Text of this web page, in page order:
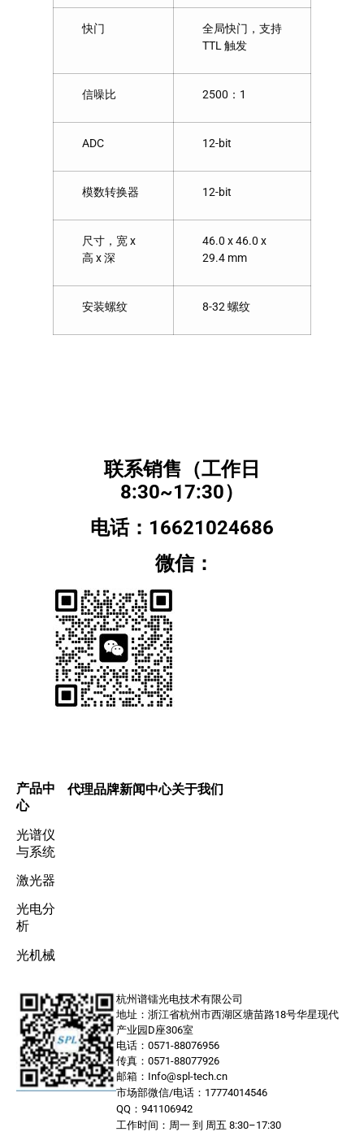
快门
全局快门，支持
TTL 触发
信噪比 2500：1
ADC 12-bit
模数转换器 12-bit
尺寸，宽 x
高 x 深
46.0 x 46.0 x
29.4 mm
安装螺纹 8-32 螺纹
联系销售（工作日
8:30~17:30）
电话：16621024686
微信：
产品中
心
光谱仪
与系统
激光器
光电分
析
光机械
代理品牌新闻中心关于我们
杭州谱镭光电技术有限公司
地址：浙江省杭州市西湖区塘苗路18号华星现代
产业园D座306室
电话：0571-88076956
传真：0571-88077926
邮箱：Info@spl-tech.cn
市场部微信/电话：17774014546
QQ：941106942
工作时间：周一 到 周五 8:30–17:30